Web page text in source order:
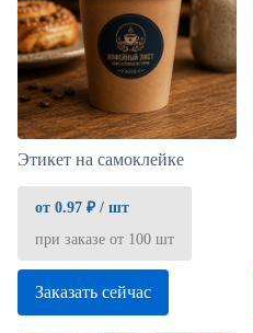
Этикет на самоклейке
от 0.97 ₽ / шт
при заказе от 100 шт
Заказать сейчас